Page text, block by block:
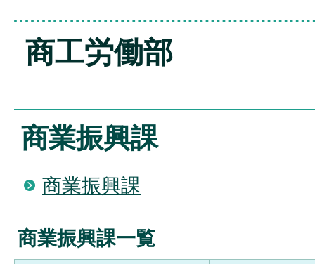
商工労働部
商業振興課
商業振興課
商業振興課一覧